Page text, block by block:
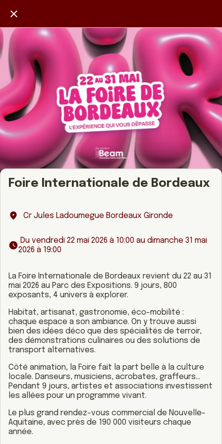
Foire Internationale de Bordeaux
Cr Jules Ladoumegue Bordeaux Gironde
2026 à 19:00
La Foire Internationale de Bordeaux revient du 22 au 31
mai 2026 au Parc des Expositions. 9 jours, 800
exposants, 4 univers à explorer.
Habitat, artisanat, gastronomie, éco-mobilité :
chaque espace a son ambiance. On y trouve aussi
bien des idées déco que des spécialités de terroir,
des démonstrations culinaires ou des solutions de
transport alternatives.
Côté animation, la Foire fait la part belle à la culture
locale. Danseurs, musiciens, acrobates, graffeurs…
Pendant 9 jours, artistes et associations investissent
les allées pour un programme vivant.
Le plus grand rendez-vous commercial de Nouvelle-
Aquitaine, avec près de 190 000 visiteurs chaque
année.